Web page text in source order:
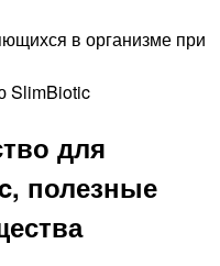
в организме при
для
полезные